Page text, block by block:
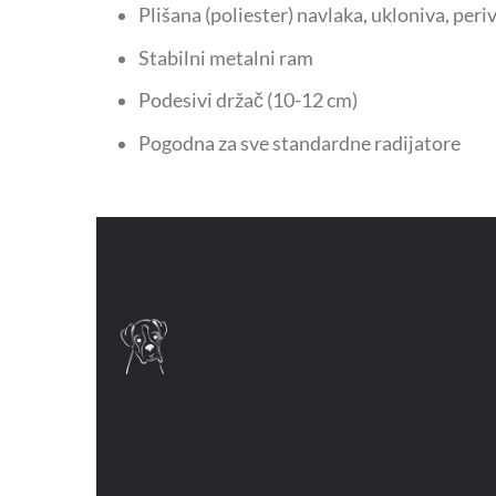
Plišana (poliester) navlaka, ukloniva,
Stabilni metalni ram
Podesivi držač (10-12 cm)
Pogodna za sve standardne radijatore